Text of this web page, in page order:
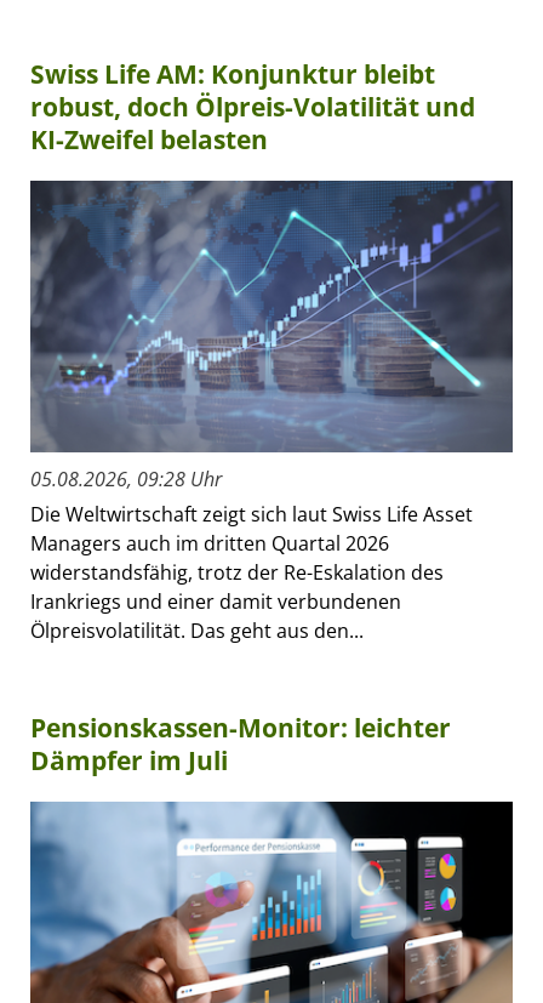
Swiss Life AM: Konjunktur bleibt
robust, doch Ölpreis-Volatilität und
KI-Zweifel belasten
05.08.2026, 09:28 Uhr
Die Weltwirtschaft zeigt sich laut Swiss Life Asset
Managers auch im dritten Quartal 2026
widerstandsfähig, trotz der Re-Eskalation des
Irankriegs und einer damit verbundenen
Ölpreisvolatilität. Das geht aus den...
Pensionskassen-Monitor: leichter
Dämpfer im Juli